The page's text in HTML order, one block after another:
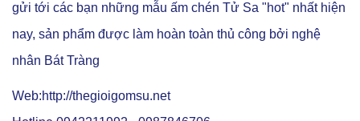
gửi tới các bạn những mẫu ấm chén Tử Sa "hot" nhất hiện
nay, sản phẩm được làm hoàn toàn thủ công bởi nghệ
nhân Bát Tràng
Web:http://thegioigomsu.net